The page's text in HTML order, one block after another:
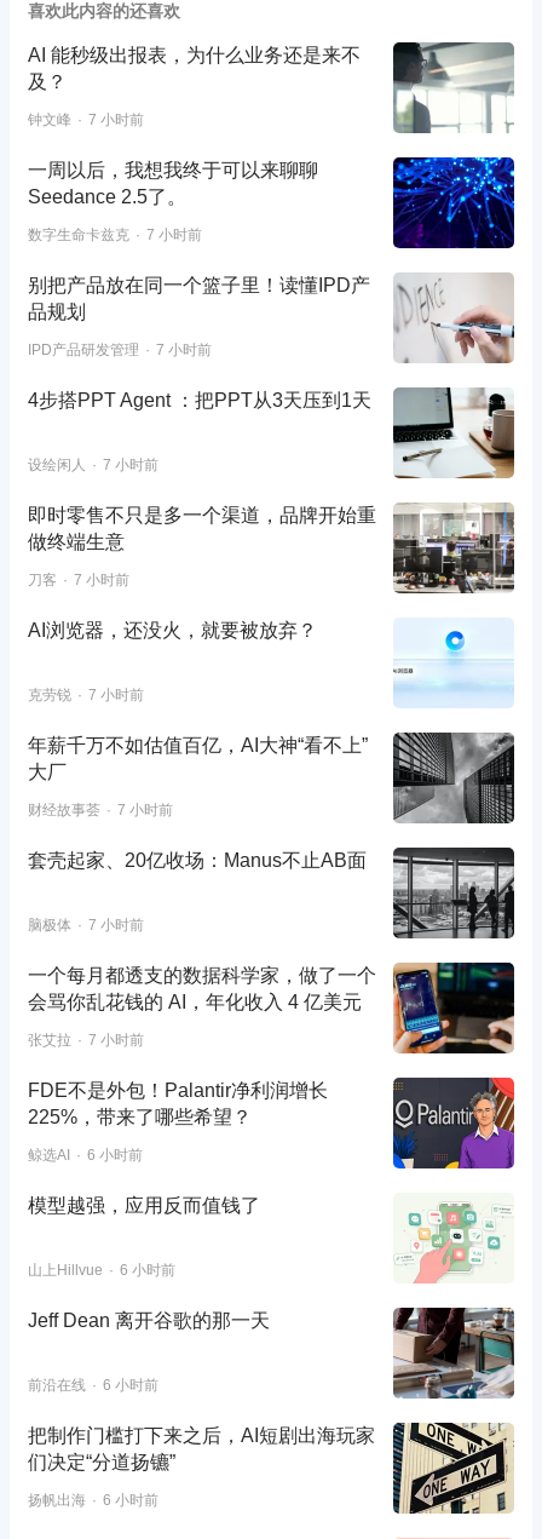
喜欢此内容的还喜欢
AI 能秒级出报表，为什么业务还是来不
及？
钟文峰 7 小时前
一周以后，我想我终于可以来聊聊
Seedance 2.5了。
数字生命卡兹克 7 小时前
别把产品放在同一个篮子里！读懂IPD产
品规划
IPD产品研发管理 7 小时前
4步搭PPT Agent ：把PPT从3天压到1天
设绘闲人 7 小时前
即时零售不只是多一个渠道，品牌开始重
做终端生意
刀客 7 小时前
AI浏览器，还没火，就要被放弃？
克劳锐 7 小时前
年薪千万不如估值百亿，AI大神“看不上”
大厂
财经故事荟 7 小时前
套壳起家、20亿收场：Manus不止AB面
脑极体 7 小时前
一个每月都透支的数据科学家，做了一个
会骂你乱花钱的 AI，年化收入 4 亿美元
张艾拉 7 小时前
FDE不是外包！Palantir净利润增长
225%，带来了哪些希望？
鲸选AI 6 小时前
模型越强，应用反而值钱了
山上Hillvue 6 小时前
Jeff Dean 离开谷歌的那一天
前沿在线 6 小时前
把制作门槛打下来之后，AI短剧出海玩家
们决定“分道扬镳”
扬帆出海 6 小时前